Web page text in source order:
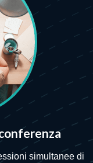
simultanee di